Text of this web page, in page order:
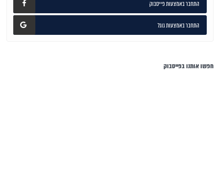
התחבר באמצעות פייסבוק
התחבר באמצעות גוגל
חפשו אותנו בפייסבוק